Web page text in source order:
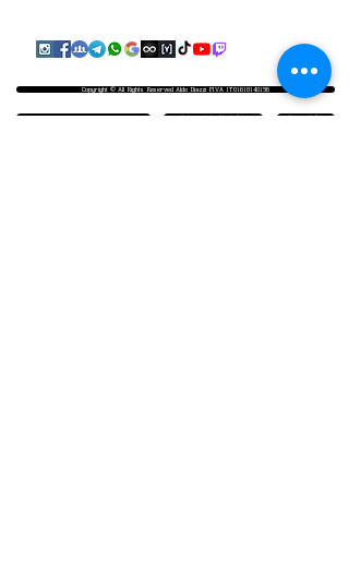
Copyright © All Rights Reserved Aldo Diazzi P.IVA IT01618140196
Faq & Policy
Privacy | Cookie Policy